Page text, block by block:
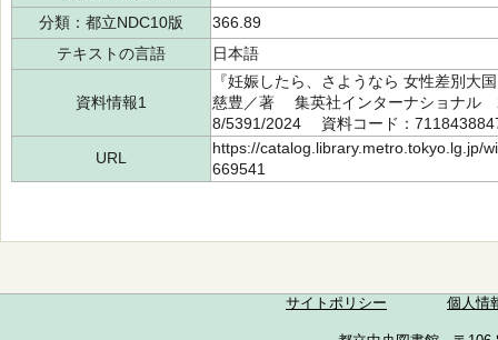
分類：都立NDC10版
366.89
テキストの言語
日本語
資料情報1
『妊娠したら、さようなら 女性差別
慈豊／著 集英社インターナショナル
8/5391/2024 資料コード：
URL
https://catalog.library.metro.tokyo.lg.jp/
669541
サイトポリシー 個人情